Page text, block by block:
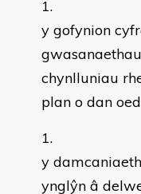
y gofynion
chynlluniau
plan o dan
y
ynglŷn â